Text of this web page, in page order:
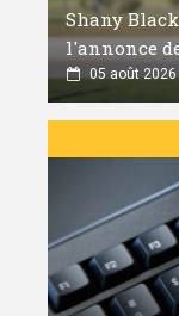
Shany
l'annonce
05 août 2026